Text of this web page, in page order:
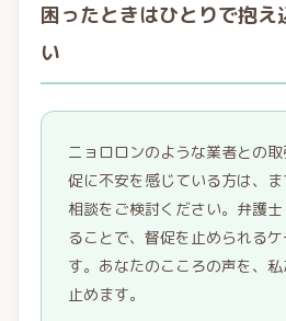
困ったときはひとりで抱え
い
ニョロロンのような業者との
促に不安を感じている方は、
相談をご検討ください。弁護
ることで、督促を止められる
す。あなたのこころの声を、
止めます。